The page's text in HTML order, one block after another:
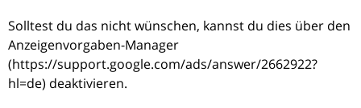
Solltest du das nicht wünschen, kannst du dies über den
Anzeigenvorgaben-Manager
(https://support.google.com/ads/answer/2662922?
hl=de) deaktivieren.